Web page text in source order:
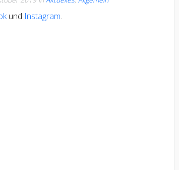
und Instagram.